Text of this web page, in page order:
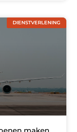
DIENSTVERLENING